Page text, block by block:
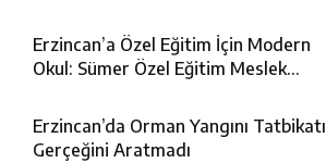
Erzincan’a Özel Eğitim İçin Modern
Okul: Sümer Özel Eğitim Meslek
Erzincan’da Orman Yangını Tatbikatı
Gerçeğini Aratmadı